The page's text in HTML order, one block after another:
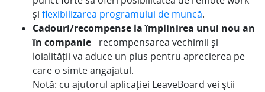
și flexibilizarea programului de muncă.
Cadouri/recompense la împlinirea unui nou an
în companie- recompensarea vechimii și
loialității va aduce un plus pentru aprecierea pe
care o simte angajatul.
Notă: cu ajutorul aplicației LeaveBoard vei știi